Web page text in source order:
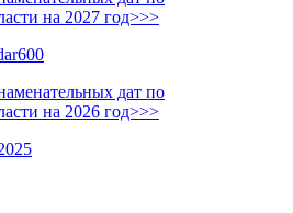
на 2027 год>>>
дат по
на 2026 год>>>